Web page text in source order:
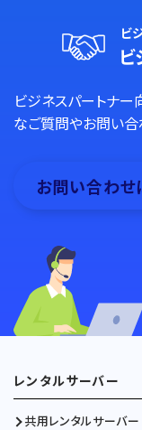
ビ
ビジネスパートナー
なご質問やお問い合
お問い合わせ
レンタルサーバー
共用レンタルサーバー